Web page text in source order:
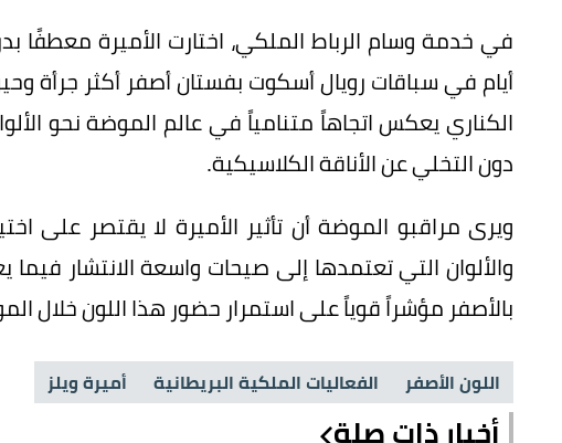
في خدمة وسام الرباط الملكي، اختارت الأميرة معطفًا
أيام في سباقات رويال أسكوت بفستان أصفر أكثر جرأة
الكناري يعكس اتجاهاً متنامياً في عالم الموضة نحو
دون التخلي عن الأناقة الكلاسيكية.
ويرى مراقبو الموضة أن تأثير الأميرة لا يقتصر على
والألوان التي تعتمدها إلى صيحات واسعة الانتشار
بالأصفر مؤشراً قوياً على استمرار حضور هذا اللون خلال
اللون الأصفر الفعاليات الملكية البريطانية أميرة ويلز